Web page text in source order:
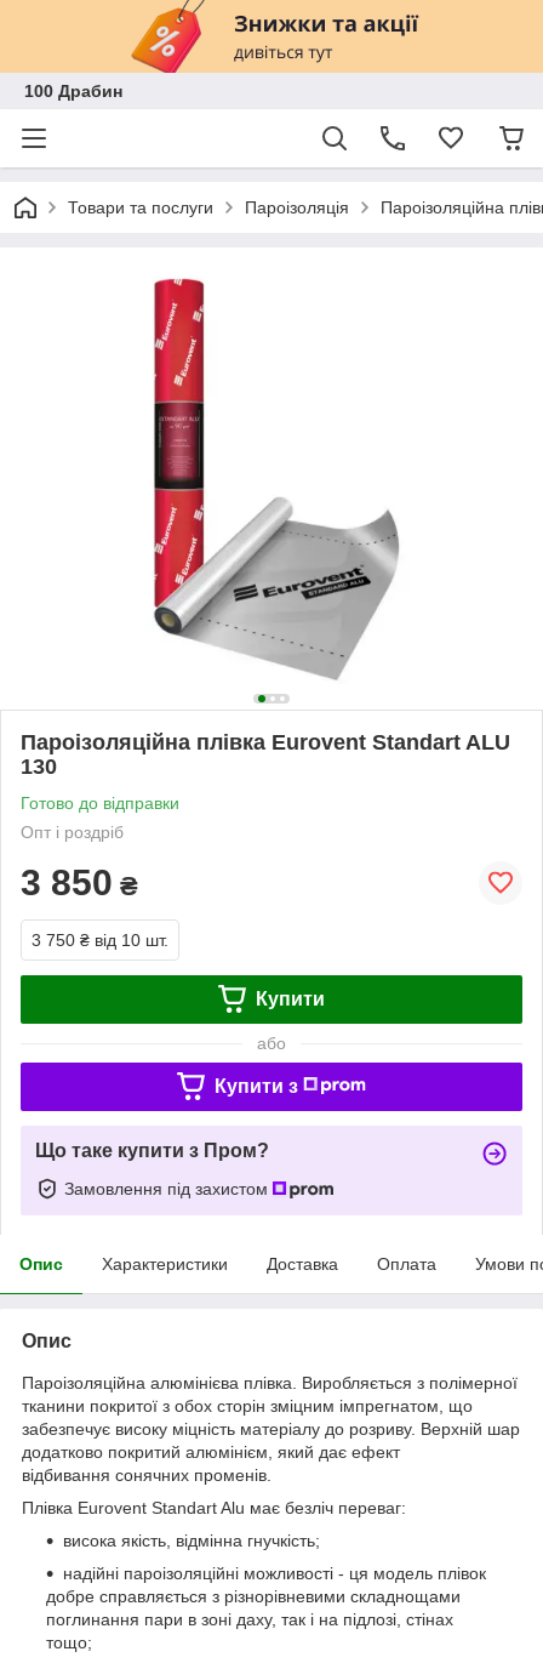
100 Драбин
Товари та послуги Пароізоляція Пароізоляційна
Пароізоляційна плівка Eurovent Standart ALU
130
Готово до відправки
Опт і роздріб
3 850 ₴
3 750 ₴ від 10 шт.
Купити
або
Купити з
Що таке купити з Пром?
Замовлення під захистом
Опис Характеристики Доставка Оплата Умови
Опис
Пароізоляційна алюмінієва плівка. Виробляється з полімерної
тканини покритої з обох сторін зміцним імпрегнатом, що
забезпечує високу міцність матеріалу до розриву. Верхній шар
додатково покритий алюмінієм, який дає ефект
відбивання сонячних променів.
Плівка Eurovent Standart Alu має безліч переваг:
висока якість, відмінна гнучкість;
надійні пароізоляційні можливості - ця модель плівок
добре справляється з різнорівневими складнощами
поглинання пари в зоні даху, так і на підлозі, стінах
тощо;